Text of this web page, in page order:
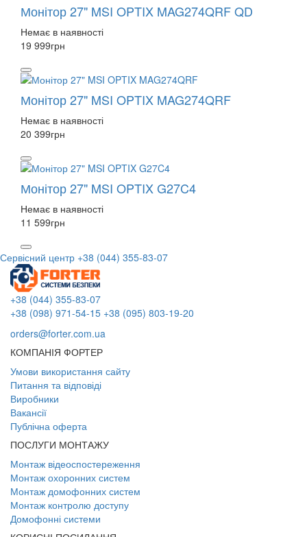
Монітор 27" MSI OPTIX MAG274QRF QD
Немає в наявності
19 999грн
Монітор 27" MSI OPTIX MAG274QRF
Немає в наявності
20 399грн
Монітор 27" MSI OPTIX G27C4
Немає в наявності
11 599грн
Сервісний центр +38 (044) 355-83-07
+38 (044) 355-83-07
+38 (098) 971-54-15 +38 (095) 803-19-20
orders@forter.com.ua
КОМПАНІЯ ФОРТЕР
Умови використання сайту
Питання та відповіді
Виробники
Вакансії
Публічна оферта
ПОСЛУГИ МОНТАЖУ
Монтаж відеоспостереження
Монтаж охоронних систем
Монтаж домофонних систем
Монтаж контролю доступу
Домофонні системи